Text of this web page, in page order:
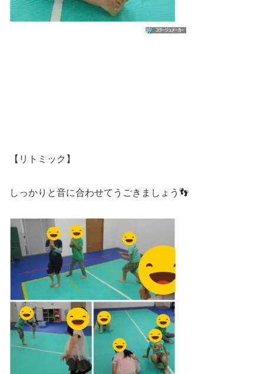
【リトミック】
しっかりと音に合わせてうごきましょう👣